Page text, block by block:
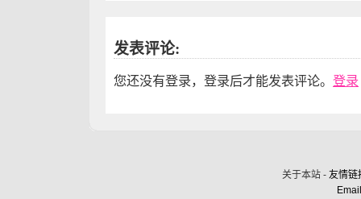
发表评论:
您还没有登录，登录后才能发表评论。 登录
关于本站 - 友情链